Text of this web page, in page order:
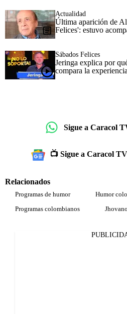
Actualidad
Última aparición de
Felices': estuvo
Sábados Felices
Jeringa explica por
compara la
Sigue a Caracol
📺 Sigue a Caracol
Relacionados
Programas de humor
Humor
Programas colombianos